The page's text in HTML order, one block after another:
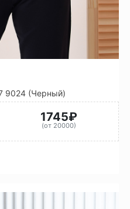
9024 (Черный)
1745₽
(от 20000)